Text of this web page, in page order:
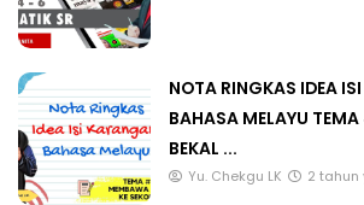
NOTA RINGKAS IDEA
BAHASA MELAYU
BEKAL ...
Yu. Chekgu LK 2 tahun